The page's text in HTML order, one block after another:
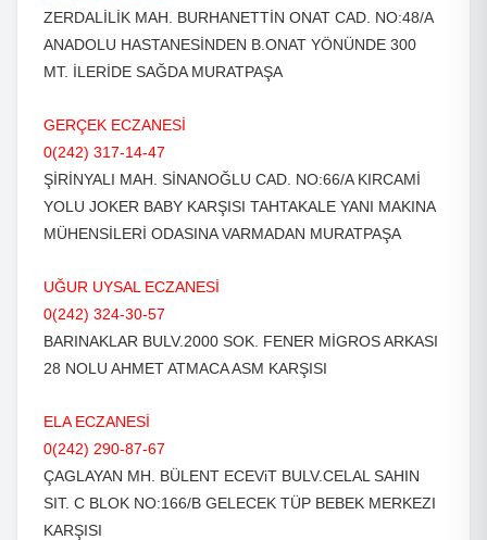
ZERDALİLİK MAH. BURHANETTİN ONAT CAD. NO:48/A
ANADOLU HASTANESİNDEN B.ONAT YÖNÜNDE 300
MT. İLERİDE SAĞDA MURATPAŞA
GERÇEK ECZANESİ
0(242) 317-14-47
ŞİRİNYALI MAH. SİNANOĞLU CAD. NO:66/A KIRCAMİ
YOLU JOKER BABY KARŞISI TAHTAKALE YANI MAKINA
MÜHENSİLERİ ODASINA VARMADAN MURATPAŞA
UĞUR UYSAL ECZANESİ
0(242) 324-30-57
BARINAKLAR BULV.2000 SOK. FENER MİGROS ARKASI
28 NOLU AHMET ATMACA ASM KARŞISI
ELA ECZANESİ
0(242) 290-87-67
ÇAGLAYAN MH. BÜLENT ECEViT BULV.CELAL SAHIN
SIT. C BLOK NO:166/B GELECEK TÜP BEBEK MERKEZI
KARŞISI